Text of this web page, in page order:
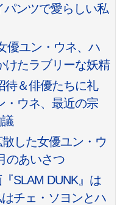
パンツで愛らしい私
優ユン・ウネ、ハ
けたラブリーな妖精
待＆俳優たちに礼
・ウネ、最近の宗
散した女優ユン・ウ
のあいさつ
SLAM DUNK』は
チェ・ソヨンとハ